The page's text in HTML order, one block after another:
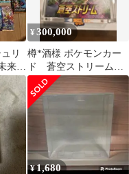
リ
来の
パ
¥300,000
樽*酒様 ポケモンカー
ド 蒼空ストリーム
シュリンク付き
¥1,680